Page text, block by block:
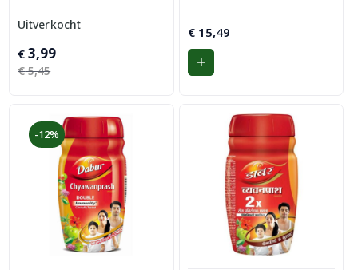
Uitverkocht
€5,45
Oorspronkelijke
prijs
€ 3,99
Huidige
prijs
€15,49
-12%